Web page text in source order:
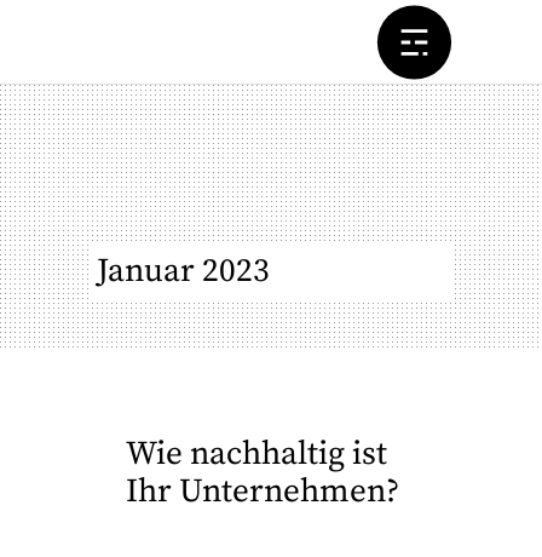
Januar 2023
Wie nachhaltig ist
Ihr Unternehmen?